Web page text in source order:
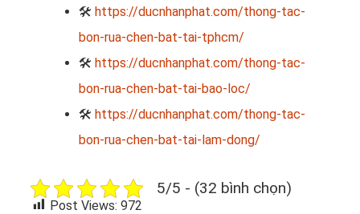
🛠 https://ducnhanphat.com/thong-tac-
bon-rua-chen-bat-tai-tphcm/
🛠 https://ducnhanphat.com/thong-tac-
bon-rua-chen-bat-tai-bao-loc/
🛠 https://ducnhanphat.com/thong-tac-
bon-rua-chen-bat-tai-lam-dong/
5/5 - (32 bình chọn)
Post Views: 972